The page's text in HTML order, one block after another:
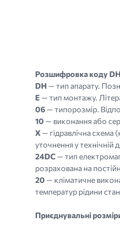
Розшифровка коду
DH — тип апарату.
E — тип монтажу.
06 — типорозмір.
10 — виконання або
X — гідравлічна схема
уточнення у технічній
24DC — тип
розрахована на
20 — кліматичне
температур рідини
Приєднувальні